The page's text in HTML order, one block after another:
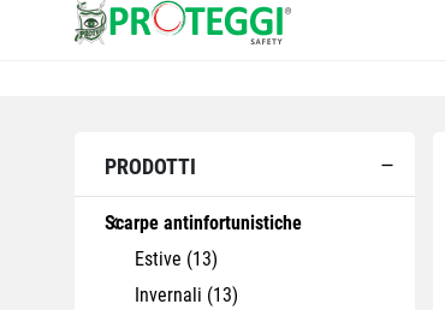
PRODOTTI
Scarpe antinfortunistiche
Estive (13)
Invernali (13)